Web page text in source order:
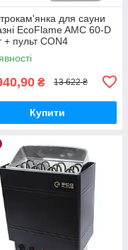
для сауни
EcoFlame AMC 60-D
+ пульт CON4
₴ 13 622 ₴
Купити